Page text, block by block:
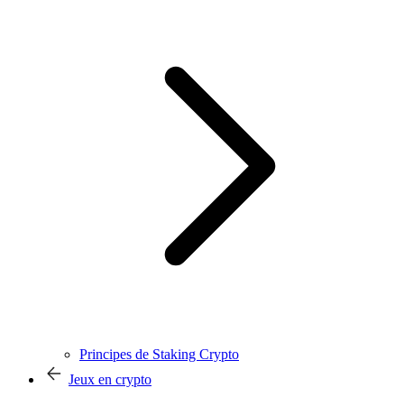
Principes de Staking Crypto
Jeux en crypto